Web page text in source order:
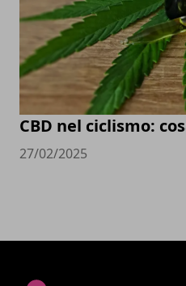
CBD nel ciclismo:
27/02/2025